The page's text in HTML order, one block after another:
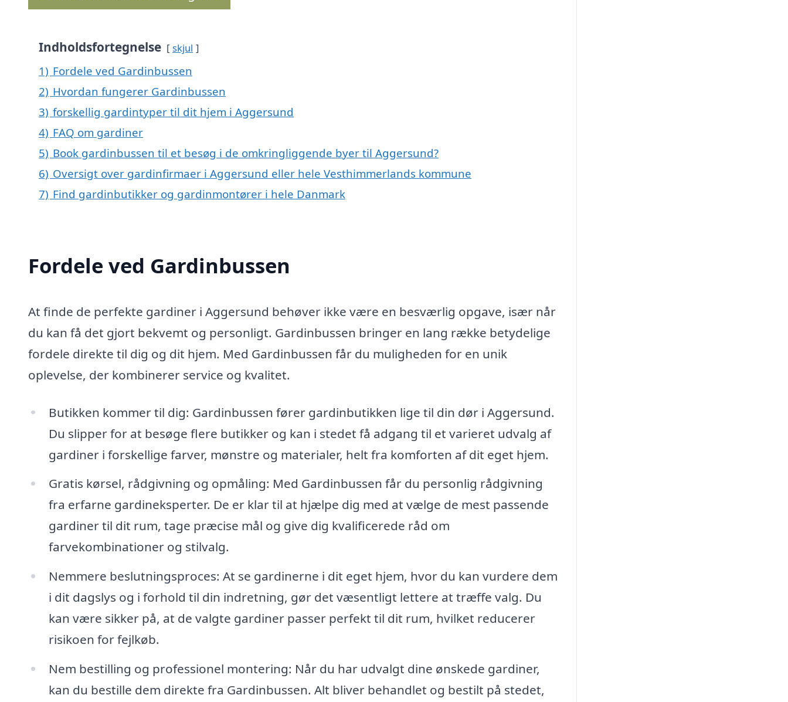
Indholdsfortegnelse skjul
1) Fordele ved Gardinbussen
2) Hvordan fungerer Gardinbussen
3) forskellig gardintyper til dit hjem i Aggersund
4) FAQ om gardiner
5) Book gardinbussen til et besøg i de omkringliggende byer til Aggersund?
6) Oversigt over gardinfirmaer i Aggersund eller hele Vesthimmerlands kommune
7) Find gardinbutikker og gardinmontører i hele Danmark
Fordele ved Gardinbussen
At finde de perfekte gardiner i Aggersund behøver ikke være en besværlig opgave, især når
du kan få det gjort bekvemt og personligt. Gardinbussen bringer en lang række betydelige
fordele direkte til dig og dit hjem. Med Gardinbussen får du muligheden for en unik
oplevelse, der kombinerer service og kvalitet.
Butikken kommer til dig: Gardinbussen fører gardinbutikken lige til din dør i Aggersund.
Du slipper for at besøge flere butikker og kan i stedet få adgang til et varieret udvalg af
gardiner i forskellige farver, mønstre og materialer, helt fra komforten af dit eget hjem.
Gratis kørsel, rådgivning og opmåling: Med Gardinbussen får du personlig rådgivning
fra erfarne gardineksperter. De er klar til at hjælpe dig med at vælge de mest passende
gardiner til dit rum, tage præcise mål og give dig kvalificerede råd om
farvekombinationer og stilvalg.
Nemmere beslutningsproces: At se gardinerne i dit eget hjem, hvor du kan vurdere dem
i dit dagslys og i forhold til din indretning, gør det væsentligt lettere at træffe valg. Du
kan være sikker på, at de valgte gardiner passer perfekt til dit rum, hvilket reducerer
risikoen for fejlkøb.
Nem bestilling og professionel montering: Når du har udvalgt dine ønskede gardiner,
kan du bestille dem direkte fra Gardinbussen. Alt bliver behandlet og bestilt på stedet,